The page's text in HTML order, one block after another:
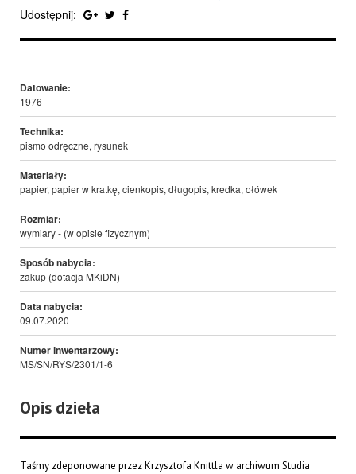
Udostępnij:
Datowanie:
1976
Technika:
pismo odręczne, rysunek
Materiały:
papier, papier w kratkę, cienkopis, długopis, kredka, ołówek
Rozmiar:
wymiary - (w opisie fizycznym)
Sposób nabycia:
zakup (dotacja MKiDN)
Data nabycia:
09.07.2020
Numer inwentarzowy:
MS/SN/RYS/2301/1-6
Opis dzieła
Taśmy zdeponowane przez Krzysztofa Knittla w archiwum Studia